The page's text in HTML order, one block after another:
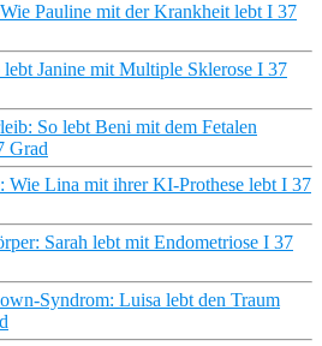
Pauline mit der Krankheit lebt I 37
Janine mit Multiple Sklerose I 37
So lebt Beni mit dem Fetalen
Grad
Wie Lina mit ihrer KI-Prothese lebt I 37
Sarah lebt mit Endometriose I 37
Syndrom: Luisa lebt den Traum